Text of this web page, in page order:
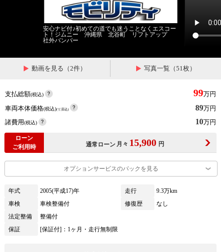
安心ナビ付♪初めての道でも迷うことなくエスコー
ト！ジムニー 沖縄県 北谷町 リフトアップ
社外バンパー
動画を見る（2件） 写真一覧（51枚）
支払総額(税込) 99万円
車両本体価格(税込)(リ済込) 89万円
諸費用(税込) 10万円
ローン
ご利用時
通常ローン 月々 15,900 円
オプションサービスのパックを見る
年式 2005(平成17)年 走行
9.3万km
車検
車検整備付 修復歴
なし
法定整備
整備付
保証
[保証付]：1ヶ月・走行無制限